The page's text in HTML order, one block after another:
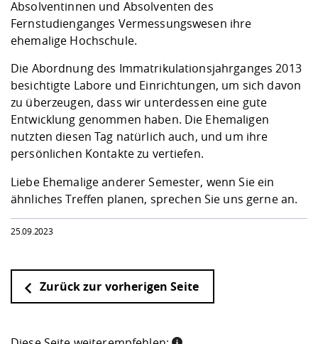
Vorbereitung
Checkliste zum
Studien- und
und Physik
Fremdsprachen
Studieren in
Studentenwerk
Arbeit
Career Service
Weiterbilden im
Formulare und
FIS -
Prototyping und
Gründung und
Kooperationen
Kontakt &
Klimaschutz &
Gremien und
Landbau/
Maschinenbau
Angebote für
Qualitätssicherung
Absolventinnen und Absolventen des
Fernstudienganges Vermessungswesen ihre
ehemalige Hochschule.
Die Abordnung des Immatrikulationsjahrganges 2013
besichtigte Labore und Einrichtungen, um sich davon
zu überzeugen, dass wir unterdessen eine gute
Entwicklung genommen haben. Die Ehemaligen
nutzten diesen Tag natürlich auch, und um ihre
persönlichen Kontakte zu vertiefen.
Liebe Ehemalige anderer Semester, wenn Sie ein
ähnliches Treffen planen, sprechen Sie uns gerne an.
25.09.2023
Zurück zur vorherigen Seite